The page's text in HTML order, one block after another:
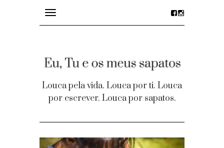
Toggle
navigation
Louca pela vida. Louca por ti. Louca
por escrever. Louca por sapatos.